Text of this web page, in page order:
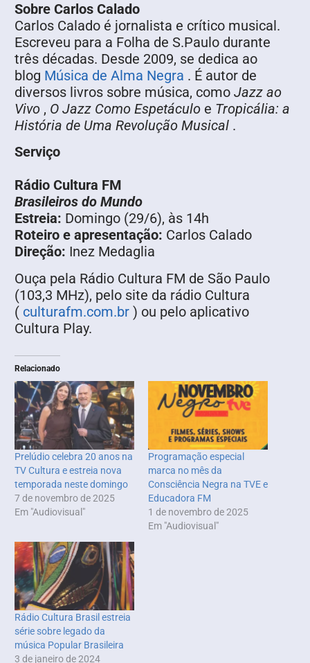
Sobre Carlos Calado
Carlos Calado é jornalista e crítico musical.
Escreveu para a Folha de S.Paulo durante
três décadas. Desde 2009, se dedica ao
blog Música de Alma Negra . É autor de
diversos livros sobre música, como Jazz ao
Vivo , O Jazz Como Espetáculo e Tropicália: a
História de Uma Revolução Musical .
Serviço
Rádio Cultura FM
Brasileiros do Mundo
Estreia: Domingo (29/6), às 14h
Roteiro e apresentação: Carlos Calado
Direção: Inez Medaglia
Ouça pela Rádio Cultura FM de São Paulo
(103,3 MHz), pelo site da rádio Cultura
( culturafm.com.br ) ou pelo aplicativo
Cultura Play.
Relacionado
Prelúdio celebra 20 anos na
TV Cultura e estreia nova
temporada neste domingo
7 de novembro de 2025
Em "Audiovisual"
Programação especial
marca no mês da
Consciência Negra na TVE e
Educadora FM
1 de novembro de 2025
Em "Audiovisual"
Rádio Cultura Brasil estreia
série sobre legado da
música Popular Brasileira
3 de janeiro de 2024